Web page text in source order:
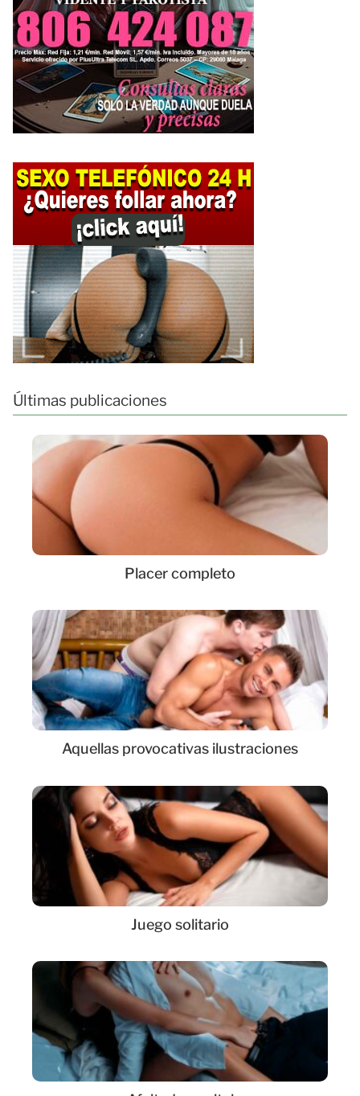
Últimas publicaciones
Placer completo
Aquellas provocativas ilustraciones
Juego solitario